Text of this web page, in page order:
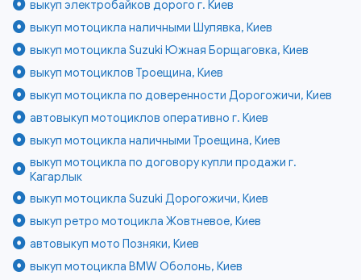
выкуп электробайков дорого г. Киев
выкуп мотоцикла наличными Шулявка, Киев
выкуп мотоцикла Suzuki Южная Борщаговка, Киев
выкуп мотоциклов Троещина, Киев
выкуп мотоцикла по доверенности Дорогожичи, Киев
автовыкуп мотоциклов оперативно г. Киев
выкуп мотоцикла наличными Троещина, Киев
выкуп мотоцикла по договору купли продажи г.
Кагарлык
выкуп мотоцикла Suzuki Дорогожичи, Киев
выкуп ретро мотоцикла Жовтневое, Киев
автовыкуп мото Позняки, Киев
выкуп мотоцикла BMW Оболонь, Киев